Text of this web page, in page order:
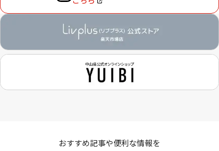
おすすめ記事や便利な情報を